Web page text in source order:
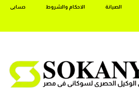
الصيانة الاحكام والشروط حسابى